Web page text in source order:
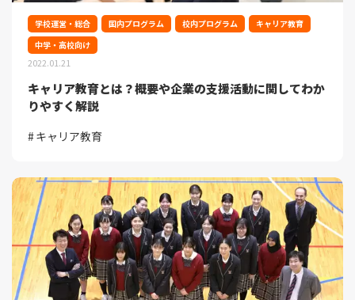
学校運営・総合 国内プログラム 校内プログラム
キャリア教育
中学・高校向け
2022.01.21
キャリア教育とは？概要や企業の支援活動に関してわか
りやすく解説
キャリア教育